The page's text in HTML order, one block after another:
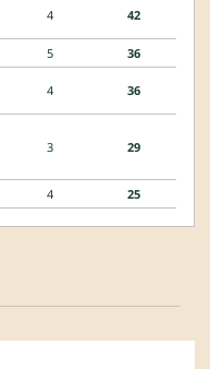
4 42
5 36
4 36
3 29
4 25